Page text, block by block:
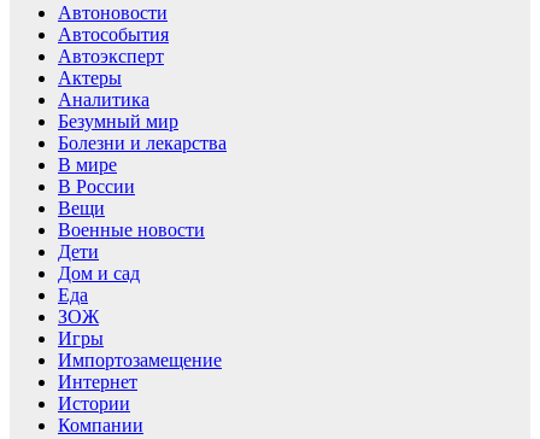
Автоновости
Автособытия
Автоэксперт
Актеры
Аналитика
Безумный мир
Болезни и лекарства
В мире
В России
Вещи
Военные новости
Дети
Дом и сад
Еда
ЗОЖ
Игры
Импортозамещение
Интернет
Истории
Компании